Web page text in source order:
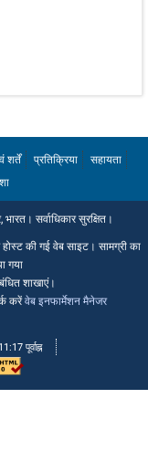
शर्तें प्रतिक्रिया
सहायता
सर्वाधिकार सुरक्षित।
होस्ट की गई वेब साइट। सामग्री का
गया
शाखाएं।
करेंवेब इनफार्मेशन मैनेजर
पूर्वाह्न